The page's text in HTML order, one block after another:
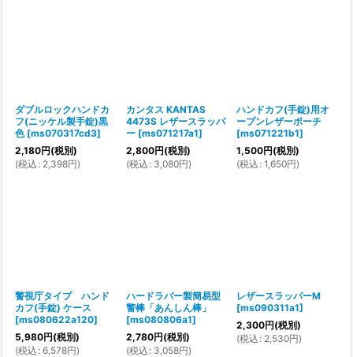
ダブルロックハンドカ
フ(ニッケル製手錠)黒
色 [ms070317cd3]
2,180円(税別)
(税込 : 2,398円)
カンタス KANTAS
4473S レザースラッパ
ー [ms071217a1]
2,800円(税別)
(税込 : 3,080円)
ハンドカフ(手錠)用オ
ープンレザーポーチ
[ms071221b1]
1,500円(税別)
(税込 : 1,650円)
警視庁タイプ ハンド
カフ(手錠) ケース
[ms080622a120]
5,980円(税別)
(税込 : 6,578円)
ハードラバー製簡易型
警棒「あんしん棒」
[ms080806a1]
2,780円(税別)
(税込 : 3,058円)
レザースラッパーM
[ms090311a1]
2,300円(税別)
(税込 : 2,530円)